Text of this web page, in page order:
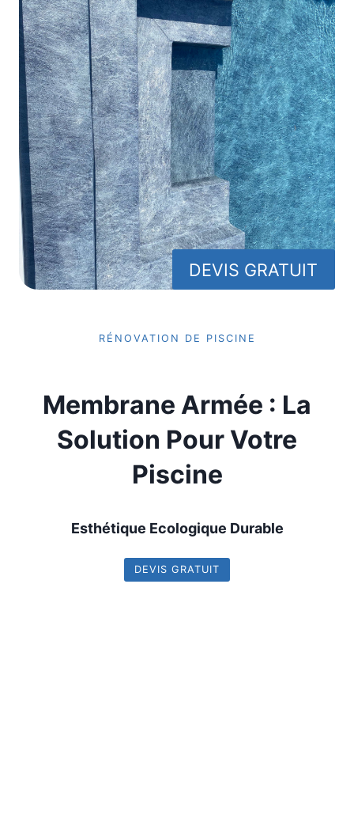
DEVIS GRATUIT
RÉNOVATION DE PISCINE
Membrane Armée : La
Solution Pour Votre
Piscine
Esthétique Ecologique Durable
DEVIS GRATUIT